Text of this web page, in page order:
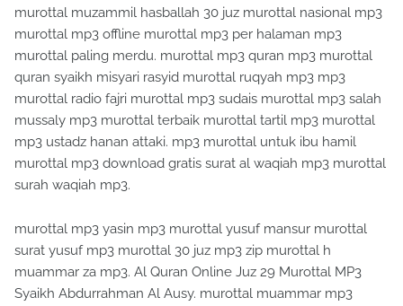
murottal muzammil hasballah 30 juz murottal nasional mp3
murottal mp3 offline murottal mp3 per halaman mp3
murottal paling merdu. murottal mp3 quran mp3 murottal
quran syaikh misyari rasyid murottal ruqyah mp3 mp3
murottal radio fajri murottal mp3 sudais murottal mp3 salah
mussaly mp3 murottal terbaik murottal tartil mp3 murottal
mp3 ustadz hanan attaki. mp3 murottal untuk ibu hamil
murottal mp3 download gratis surat al waqiah mp3 murottal
surah waqiah mp3.
murottal mp3 yasin mp3 murottal yusuf mansur murottal
surat yusuf mp3 murottal 30 juz mp3 zip murottal h
muammar za mp3. Al Quran Online Juz 29 Murottal MP3
Syaikh Abdurrahman Al Ausy. murottal muammar mp3